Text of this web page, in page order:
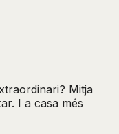
Mitja
I a casa més